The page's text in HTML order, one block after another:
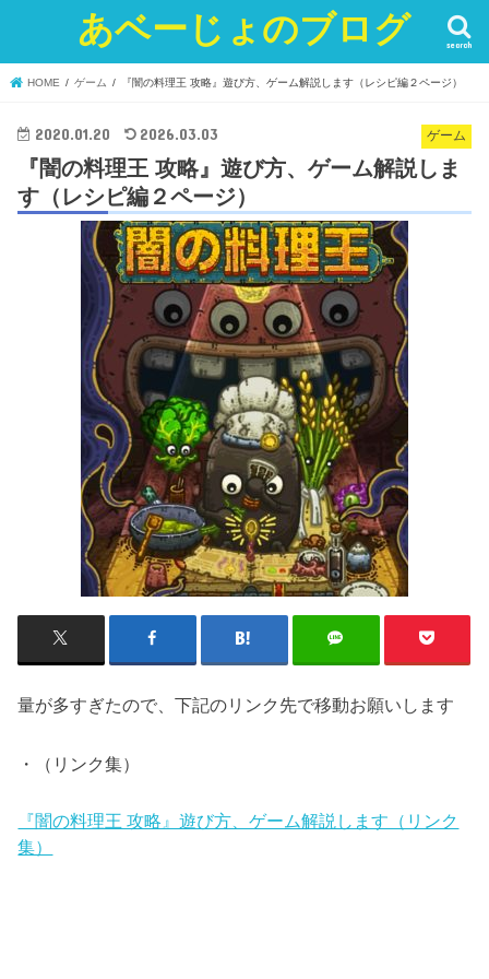
あベーじょのブログ search
HOME ゲーム 『闇の料理王 攻略』遊び方、ゲーム解説します（レシピ編２ページ）
ゲーム
2020.01.20 2026.03.03
『闇の料理王 攻略』遊び方、ゲーム解説しま
す（レシピ編２ページ）
量が多すぎたので、下記のリンク先で移動お願いします
・（リンク集）
『闇の料理王 攻略』遊び方、ゲーム解説します（リンク
集）